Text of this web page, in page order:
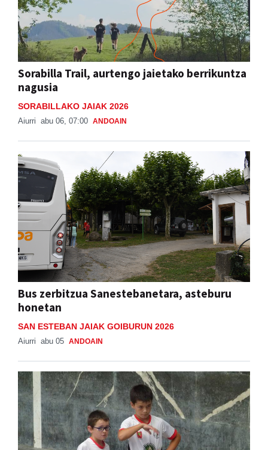
Sorabilla Trail, aurtengo jaietako berrikuntza
nagusia
SORABILLAKO JAIAK 2026
Aiurri abu 06, 07:00 ANDOAIN
Bus zerbitzua Sanestebanetara, asteburu
honetan
SAN ESTEBAN JAIAK GOIBURUN 2026
Aiurri abu 05 ANDOAIN